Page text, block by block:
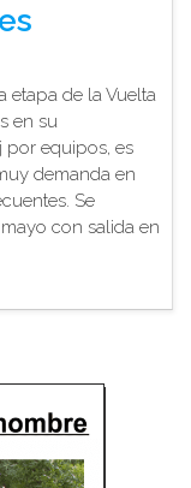
etapa de la Vuelta
en su
por equipos, es
demanda en
Se
con salida en